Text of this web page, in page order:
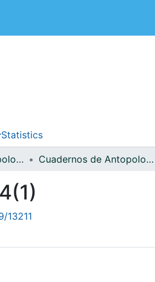
Statistics
Cuadernos de Antropología Cuadernos de Antopología 14(1)
13211